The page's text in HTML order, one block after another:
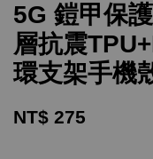
5G 鎧甲保
層抗震
環支架手機
NT$ 275